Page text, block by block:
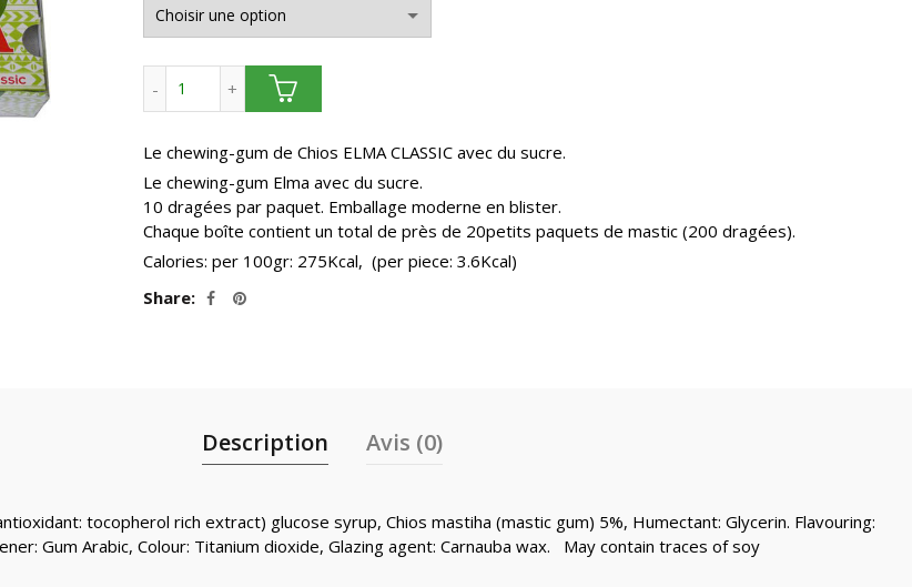
prix :
19.80€
quantité de ELMA classique. Le chewing-gum avec du sucre
Le chewing-gum de Chios ELMA CLASSIC avec du sucre.
Le chewing-gum Elma avec du sucre.
10 dragées par paquet. Emballage moderne en blister.
Chaque boîte contient un total de près de 20petits paquets de mastic (200 dragées).
Calories: per 100gr: 275Kcal, (per piece: 3.6Kcal)
Share
Description Avis (0)
tocopherol rich extract) glucose syrup, Chios mastiha (mastic gum) 5%, Humectant: Glycerin. Flavouring:
Gum Arabic, Colour: Titanium dioxide, Glazing agent: Carnauba wax. May contain traces of soy